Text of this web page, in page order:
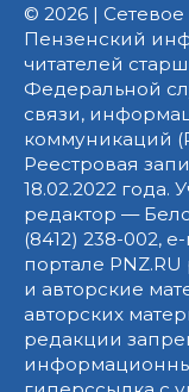
© 2026 |
Пензенский
читателей
Федеральной
связи,
коммуникаций
Реестровая
18.02.2022
редактор —
(8412) 238-002,
портале
и авторские
авторских
редакции